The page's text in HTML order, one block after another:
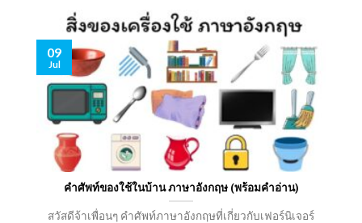
คําศัพท์ของใช้ในบ้าน ภาษาอังกฤษ (พร้อมคำอ่าน)
สวัสดีจ้าเพื่อนๆ คำศัพท์ภาษาอังกฤษที่เกี่ยวกับเฟอร์นิเจอร์
09
Jul